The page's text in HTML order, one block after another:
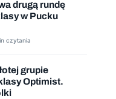
drugą rundę
w Pucku
czytania
grupie
Optimist.